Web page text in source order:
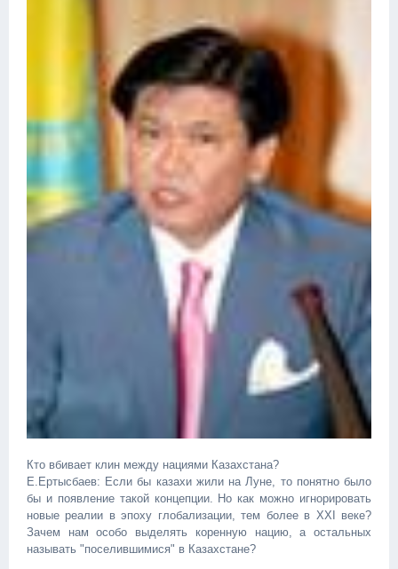
Кто вбивает клин между нациями Казахстана?
Е.Ертысбаев: Если бы казахи жили на Луне, то понятно было
бы и появление такой концепции. Но как можно игнорировать
новые реалии в эпоху глобализации, тем более в ХХI веке?
Зачем нам особо выделять коренную нацию, а остальных
называть "поселившимися" в Казахстане?